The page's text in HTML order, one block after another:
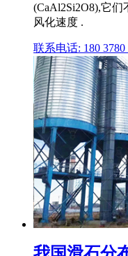
(CaAl2Si2O8),它
风化速度 .
联系电话: 180 3780